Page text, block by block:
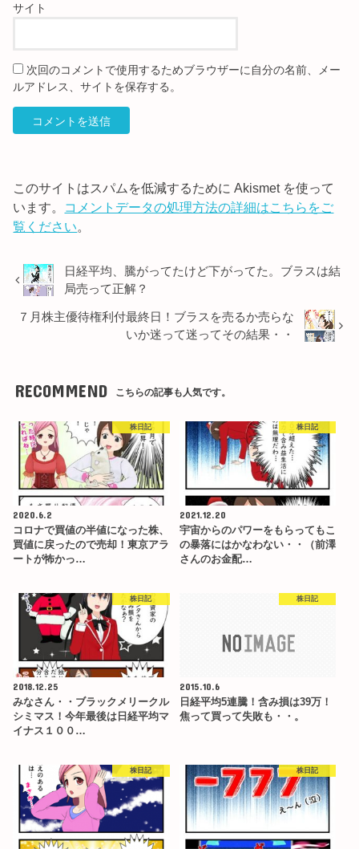
サイト
次回のコメントで使用するためブラウザーに自分の名前、メー
ルアドレス、サイトを保存する。
このサイトはスパムを低減するために Akismet を使って
います。 コメントデータの処理方法の詳細はこちらをご
覧ください。
日経平均、騰がってたけど下がってた。ブラスは結
局売って正解？
７月株主優待権利付最終日！ブラスを売るか売らな
いか迷って迷ってその結果・・
RECOMMEND こちらの記事も人気です。
株日記
2020.6.2
コロナで買値の半値になった株、
買値に戻ったので売却！東京アラ
ートが怖かっ…
株日記
2021.12.20
宇宙からのパワーをもらってもこ
の暴落にはかなわない・・（前澤
さんのお金配…
株日記
2018.12.25
みなさん・・ブラックメリークル
シミマス！今年最後は日経平均マ
イナス１００…
株日記
2015.10.6
日経平均5連騰！含み損は39万！
焦って買って失敗も・・。
株日記 株日記